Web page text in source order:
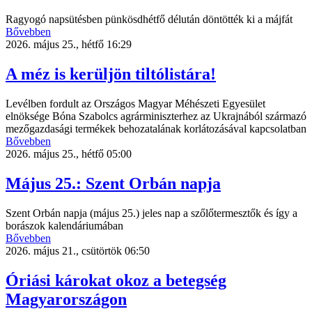
Ragyogó napsütésben pünkösdhétfő délután döntötték ki a májfát
Bővebben
2026. május 25., hétfő 16:29
A méz is kerüljön tiltólistára!
Levélben fordult az Országos Magyar Méhészeti Egyesület
elnöksége Bóna Szabolcs agrárminiszterhez az Ukrajnából származó
mezőgazdasági termékek behozatalának korlátozásával kapcsolatban
Bővebben
2026. május 25., hétfő 05:00
Május 25.: Szent Orbán napja
Szent Orbán napja (május 25.) jeles nap a szőlőtermesztők és így a
borászok kalendáriumában
Bővebben
2026. május 21., csütörtök 06:50
Óriási károkat okoz a betegség
Magyarországon